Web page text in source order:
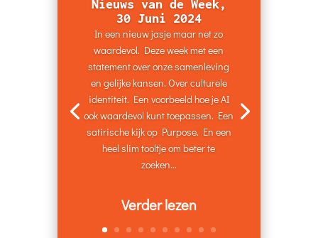
Nieuws van de Week,
30 Juni 2024
In een nieuw jasje maar net zo
waardevol. Deze week met een
statement over onze samenleving
en gelijke kansen. Over culturele
identiteit. Een voorbeeld hoe je AI
ook waardevol kunt toepassen. Een
satirische kijk op Purpose. En een
heel slim tooltje om beter te
zoeken...
Verder lezen